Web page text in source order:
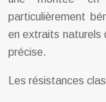
particulièrement
en extraits naturels
précise.
Les résistances